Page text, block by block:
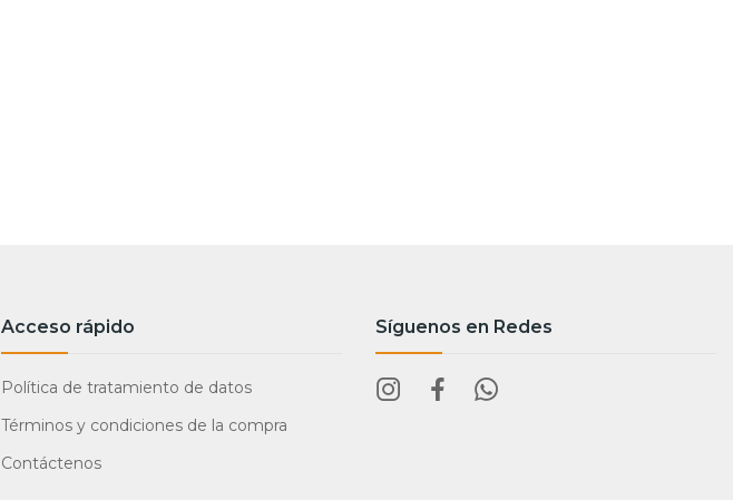
Acceso rápido
Política de tratamiento de datos
Términos y condiciones de la compra
Contáctenos
Síguenos en Redes